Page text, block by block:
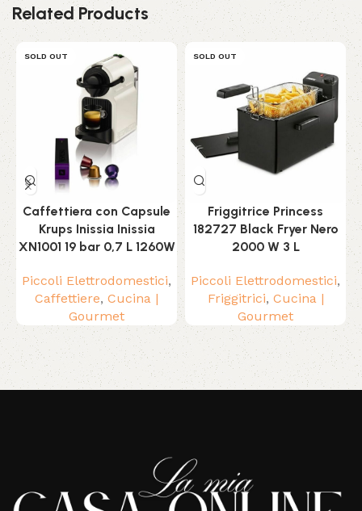
Related Products
SOLD OUT
Caffettiera con Capsule
Krups Inissia Inissia
XN1001 19 bar 0,7 L 1260W
Piccoli Elettrodomestici,
Caffettiere, Cucina |
Gourmet
SOLD OUT
Friggitrice Princess
182727 Black Fryer Nero
2000 W 3 L
Piccoli Elettrodomestici,
Friggitrici, Cucina |
Gourmet
Read More